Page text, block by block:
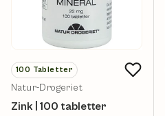
100 Tabletter
Natur-Drogeriet
Zink | 100 tabletter